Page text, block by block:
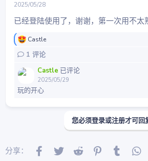
2025/05/28
已经登陆使用了，谢谢，第一次用不太
反
：
Castle
1 评论
Castle 已评论
2025/05/29
玩的开心
您必须登录或注册才可回
分享： Facebook
Twitter Reddit PinterestTumblr